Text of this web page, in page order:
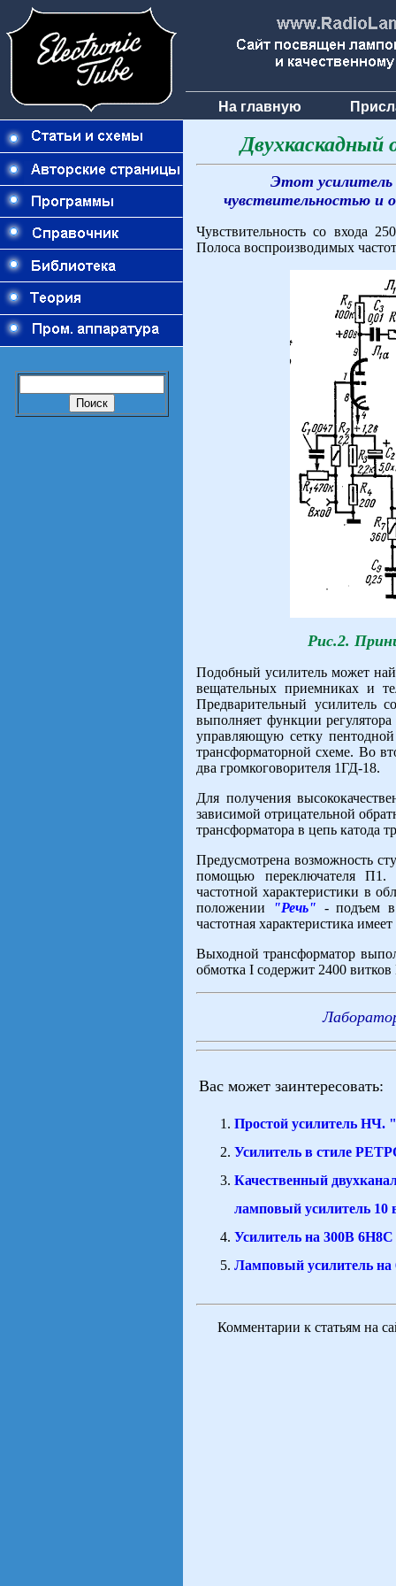
На главную
Двухкаскадный
Этот усилитель
чувствительностью и
Чувствительность со входа
Полоса воспроизводимых
Рис.2.
Подобный усилитель может
вещательных приемниках и
Предварительный усилитель
выполняет функции
управляющую сетку
трансформаторной схеме. Во
два громкоговорителя 1ГД-18.
Для получения
зависимой отрицательной
трансформатора в цепь катода
Предусмотрена возможность
помощью переключателя
частотной характеристики в
положении
"Речь" - подъем
частотная характеристика
Выходной трансформатор
обмотка I содержит 2400
Вас может заинтересовать:
Простой усилитель НЧ.
Усилитель в стиле
Качественный
ламповый усилитель 10
Усилитель на 300В
Ламповый усилитель
Комментарии к статьям на